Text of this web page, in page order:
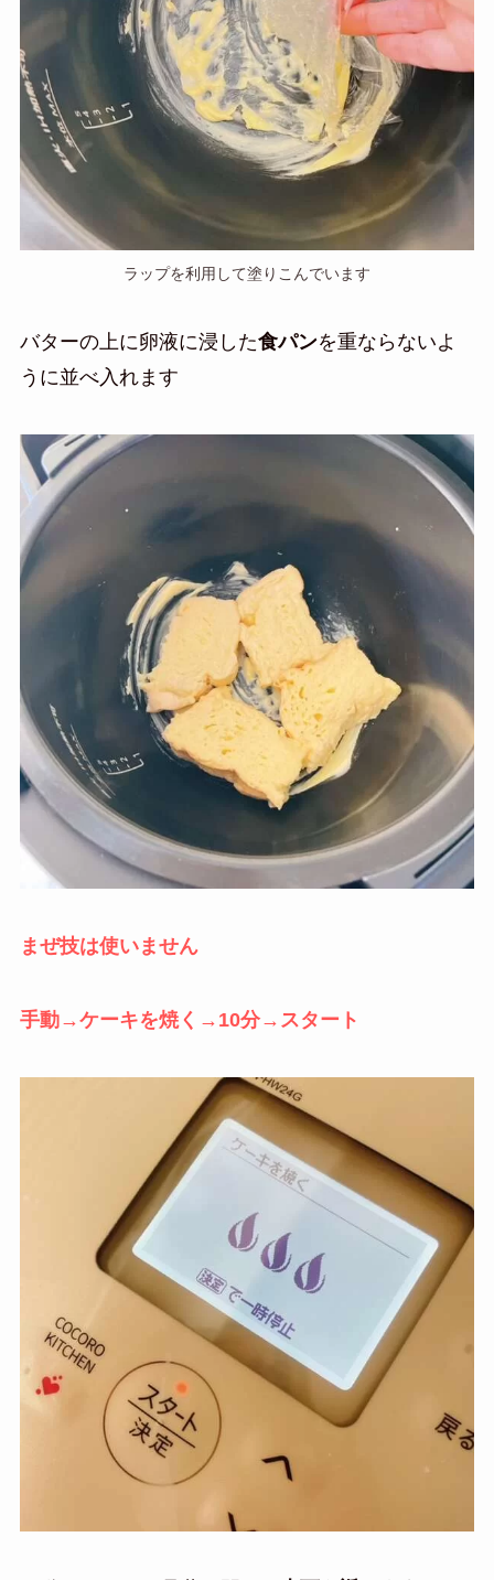
ラップを利用して塗りこんでいます
バターの上に卵液に浸した食パンを重ならないよ
うに並べ入れます
まぜ技は使いません
手動→ケーキを焼く→10分→スタート